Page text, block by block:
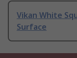
Vikan White
Surface